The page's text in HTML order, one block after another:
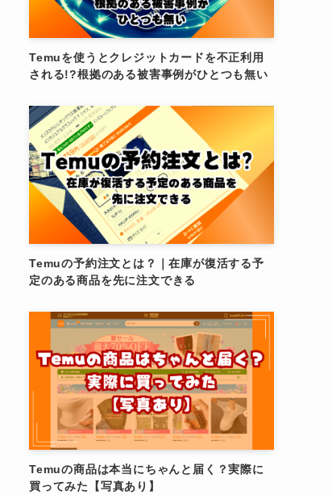
Temuを使うとクレジットカードを不正利用
される!?根拠のある被害事例がひとつも無い
Temuの予約注文とは？｜在庫が復活する予
定のある商品を先に注文できる
Temuの商品は本当にちゃんと届く？実際に
買ってみた【写真あり】